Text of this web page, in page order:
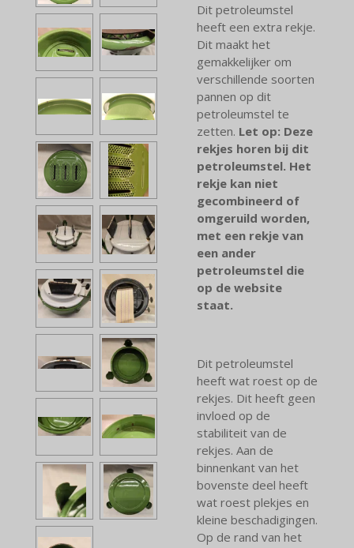
Dit petroleumstel
heeft een extra rekje.
Dit maakt het
gemakkelijker om
verschillende soorten
pannen op dit
petroleumstel te
zetten. Let op: Deze
rekjes horen bij dit
petroleumstel. Het
rekje kan niet
gecombineerd of
omgeruild worden,
met een rekje van
een ander
petroleumstel die
op de website
staat.
Dit petroleumstel
heeft wat roest op de
rekjes. Dit heeft geen
invloed op de
stabiliteit van de
rekjes. Aan de
binnenkant van het
bovenste deel heeft
wat roest plekjes en
kleine beschadigingen.
Op de rand van het